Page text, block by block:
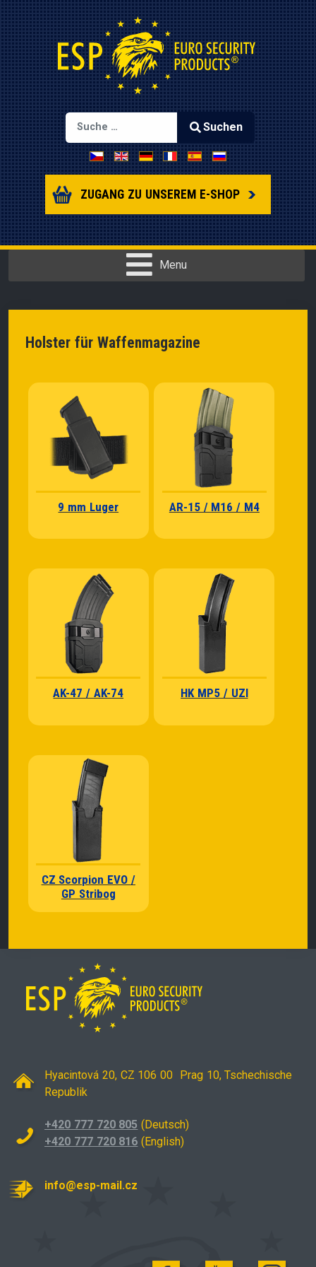
Type 2 or more characters for results.
Suchen
Sprache auswählen
ZUGANG ZU UNSEREM E-SHOP
Menu
Holster für Waffenmagazine
9 mm Luger AR-15 / M16 / M4
AK-47 / AK-74 HK MP5 / UZI
CZ Scorpion EVO /
GP Stribog
Hyacintová 20, CZ 106 00 Prag 10, Tschechische
Republik
+420 777 720 805 (Deutsch)
+420 777 720 816 (English)
info@esp-mail.cz